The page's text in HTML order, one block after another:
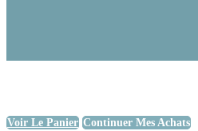
Voir Le Panier Continuer Mes Achats